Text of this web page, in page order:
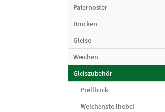
Paternoster
Brücken
Gleise
Weichen
Gleiszubehör
Prellbock
Weichenstellhebel